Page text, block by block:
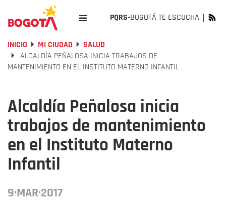
PQRS-BOGOTÁ TE ESCUCHA
INICIO MI CIUDAD
SALUD
ALCALDÍA PEÑALOSA INICIA TRABAJOS DE
MANTENIMIENTO EN EL INSTITUTO MATERNO INFANTIL
Alcaldía Peñalosa inicia
trabajos de mantenimiento
en el Instituto Materno
Infantil
9·MAR·2017